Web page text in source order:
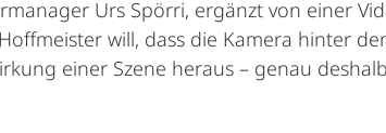
Urs Spörri, ergänzt von einer
will, dass die Kamera hinter
einer Szene heraus – genau